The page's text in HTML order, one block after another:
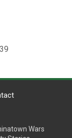
Wars